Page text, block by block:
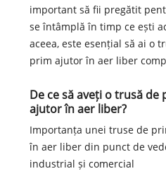
important să fii pregătit
se întâmplă în timp ce ești
aceea, este esențial să ai o
prim ajutor în aer liber
De ce să aveți o trusă de
ajutor în aer liber?
Importanța unei truse de
în aer liber din punct de
industrial și comercial